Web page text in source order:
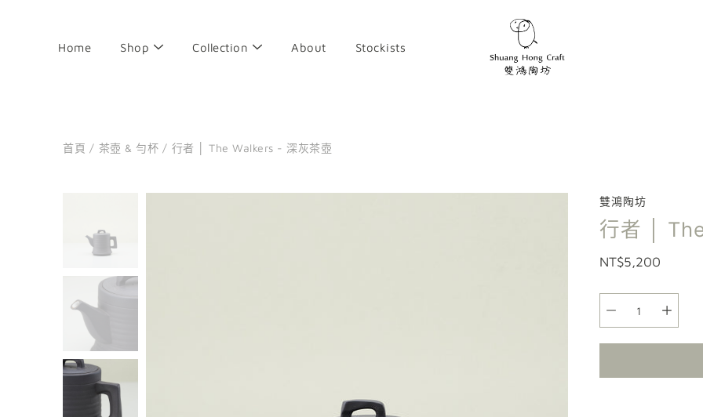
Home Shop Collection About Stockists
搜
首頁 / 茶壺 & 勻杯 / 行者 │ The Walkers - 深灰茶壺
雙鴻陶坊
行者 │
NT$5,200
選
項